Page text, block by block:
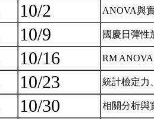
10/2 ANOVA與
10/9 國慶日彈性
10/16 RM
10/23 統計檢定力
10/30 相關分析與